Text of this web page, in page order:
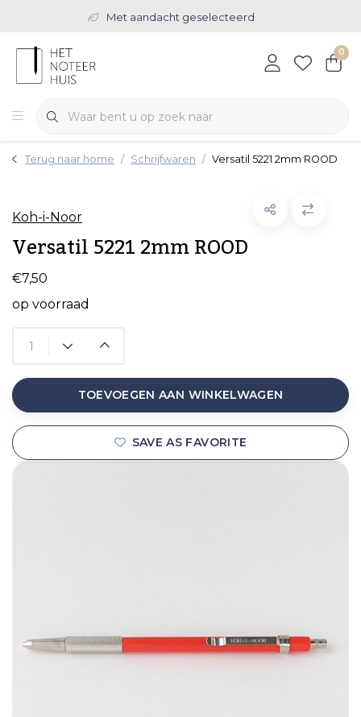
Met aandacht geselecteerd
0
Terug naar home Schrijfwaren Versatil 5221 2mm ROOD
Koh-i-Noor
Versatil 5221 2mm ROOD
€7,50
op voorraad
TOEVOEGEN AAN WINKELWAGEN
SAVE AS FAVORITE